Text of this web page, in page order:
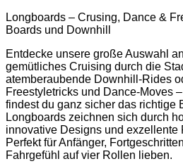
Longboards – Crusing, Dance &
Boards und Downhill
Entdecke unsere große Auswahl
gemütliches Cruising durch die
atemberaubende Downhill-Rides
Freestyletricks und Dance-Moves
findest du ganz sicher das richtige
Longboards zeichnen sich durch
innovative Designs und exzellente
Perfekt für Anfänger,
Fahrgefühl auf vier Rollen lieben.